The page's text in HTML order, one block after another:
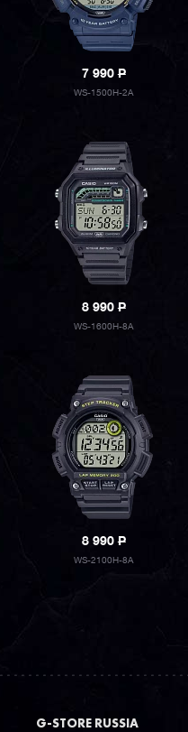
7 990P
WS-1500H-2A
8 990P
WS-1600H-8A
8 990P
WS-2100H-8A
G-STORE RUSSIA